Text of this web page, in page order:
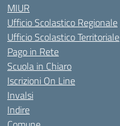
MIUR
Ufficio Scolastico Regionale
Ufficio Scolastico Territoriale
Pago in Rete
Scuola in Chiaro
Iscrizioni On Line
Invalsi
Indire